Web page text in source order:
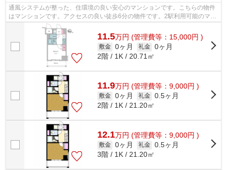
通風システムが整った、住環境の良い安心のマンションです。こちらの物件
はマンションです。アクセスの良い徒歩6分の物件です。2駅利用可能のマン
ションです。外壁にはタイルが張られ...
11.5万円 (管理費等：15,000円 )
敷金 0ヶ月 礼金 0ヶ月
2階 / 1K / 20.71㎡
11.9万円 (管理費等：9,000円 )
敷金 0ヶ月 礼金 0.5ヶ月
2階 / 1K / 21.20㎡
12.1万円 (管理費等：9,000円 )
敷金 0ヶ月 礼金 0.5ヶ月
3階 / 1K / 21.20㎡